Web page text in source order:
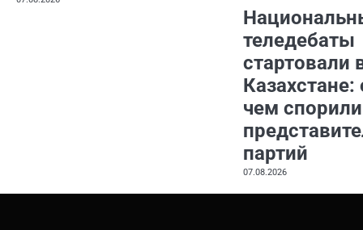
теледебаты
стартовали
Казахстане:
чем спорили
партий
07.08.2026